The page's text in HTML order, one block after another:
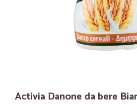
Activia Danone da bere